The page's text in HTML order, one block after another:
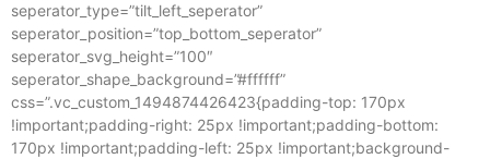
seperator_type=”tilt_left_seperator”
seperator_position=”top_bottom_seperator”
seperator_svg_height=”100″
seperator_shape_background=”#ffffff”
css=”.vc_custom_1494874426423{padding-top: 170px
!important;padding-right: 25px !important;padding-bottom:
170px !important;padding-left: 25px !important;background-